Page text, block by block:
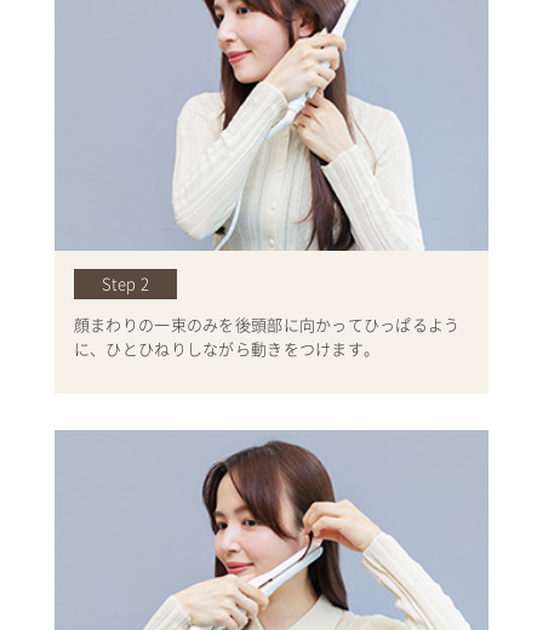
Step 2
顔まわりの一束のみを後頭部に向かってひっぱるよう
に、ひとひねりしながら動きをつけます。